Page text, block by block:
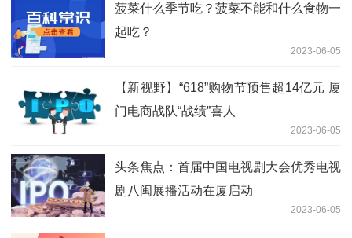
菠菜什么季节吃？菠菜不能和什么食物一
起吃？
2023-06-05
【新视野】“618”购物节预售超14亿元 厦
门电商战队“战绩”喜人
2023-06-05
头条焦点：首届中国电视剧大会优秀电视
剧八闽展播活动在厦启动
2023-06-05